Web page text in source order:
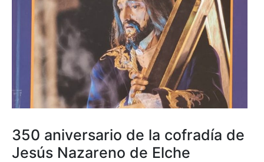
350 aniversario de la cofradía de
Jesús Nazareno de Elche